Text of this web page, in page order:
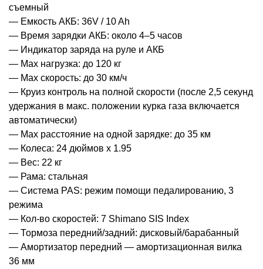
съемный
— Емкость АКБ: 36V / 10 Ah
— Время зарядки АКБ: около 4–5 часов
— Индикатор заряда на руле и АКБ
— Max нагрузка: до 120 кг
— Max скорость: до 30 км/ч
— Круиз контроль на полной скорости (после 2,5 секунд
удержания в макс. положении курка газа включается
автоматически)
— Max расстояние на одной зарядке: до 35 км
— Колеса: 24 дюймов х 1.95
— Вес: 22 кг
— Рама: стальная
— Система PAS: режим помощи педалированию, 3
режима
— Кол-во скоростей: 7 Shimano SIS Index
— Тормоза передний/задний: дисковый/барабанный
— Амортизатор передний — амортизационная вилка
36 мм